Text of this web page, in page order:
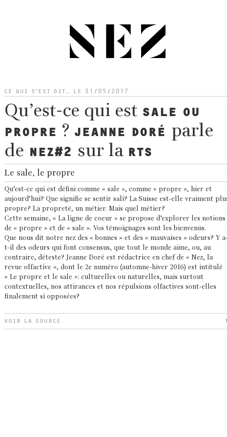
CE QUI S’EST DIT… LE 31/05/2017
Qu’est-ce qui est SALE OU
PROPRE ? JEANNE DORÉ parle
de NEZ#2 sur la RTS
Le sale, le propre
Qu’est-ce qui est défini comme « sale », comme « propre », hier et
aujourd’hui? Que signifie se sentir sali? La Suisse est-elle vraiment
propre? La propreté, un métier. Mais quel métier?
Cette semaine, « La ligne de coeur » se propose d’explorer les notions
de « propre » et de « sale ». Vos témoignages sont les bienvenus.
Que nous dit notre nez des « bonnes » et des « mauvaises » odeurs? Y a-
t-il des odeurs qui font consensus, que tout le monde aime, ou, au
contraire, déteste? Jeanne Doré est rédactrice en chef de « Nez, la
revue olfactive », dont le 2e numéro (automne-hiver 2016) est intitulé
« Le propre et le sale »: culturelles ou naturelles, mais surtout
contextuelles, nos attirances et nos répulsions olfactives sont-elles
finalement si opposées?
VOIR LA SOURCE